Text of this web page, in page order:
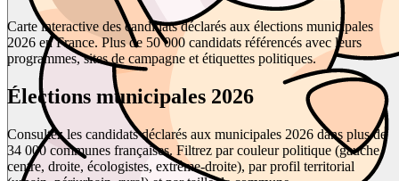
Carte interactive des candidats déclarés aux élections municipales
2026 en France. Plus de 50 000 candidats référencés avec leurs
programmes, sites de campagne et étiquettes politiques.
Élections municipales 2026
Consultez les candidats déclarés aux municipales 2026 dans plus de
34 000 communes françaises. Filtrez par couleur politique (gauche,
centre, droite, écologistes, extrême-droite), par profil territorial